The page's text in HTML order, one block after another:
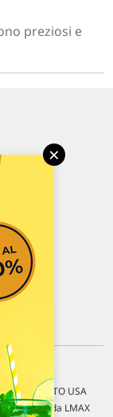
preziosi e
/ MERCATO USA
fornite da LMAX
×